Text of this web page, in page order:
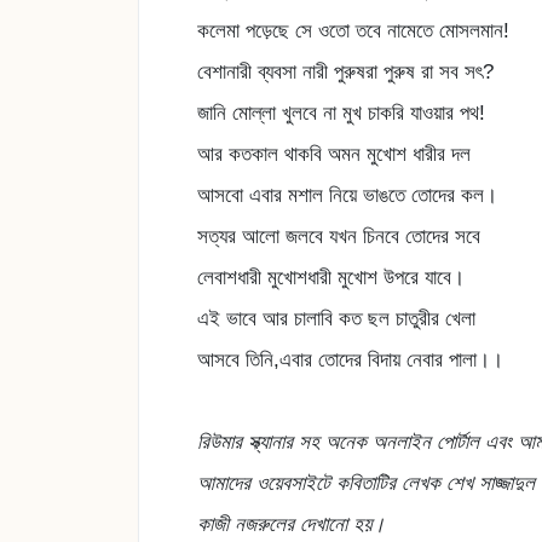
কলেমা পড়েছে সে ওতো তবে নামেতে মোসলমান!
বেশানারী ব্যবসা নারী পুরুষরা পুরুষ রা সব সৎ?
জানি মোল্লা খুলবে না মুখ চাকরি যাওয়ার পথ!
আর কতকাল থাকবি অমন মুখোশ ধারীর দল
আসবো এবার মশাল নিয়ে ভাঙতে তোদের কল।
সত্যর আলো জলবে যখন চিনবে তোদের সবে
লেবাশধারী মুখোশধারী মুখোশ উপরে যাবে।
এই ভাবে আর চালাবি কত ছল চাতুরীর খেলা
আসবে তিনি,এবার তোদের বিদায় নেবার পালা।।
রিউমার স্ক্যানার সহ অনেক অনলাইন পোর্টাল এবং
আমাদের ওয়েবসাইটেকবিতাটির লেখক শেখ
কাজী নজরুলের দেখানো হয়।